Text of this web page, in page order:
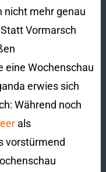
nicht mehr genau
Vormarsch
eine Wochenschau
erwies sich
Während noch
als
vorstürmend